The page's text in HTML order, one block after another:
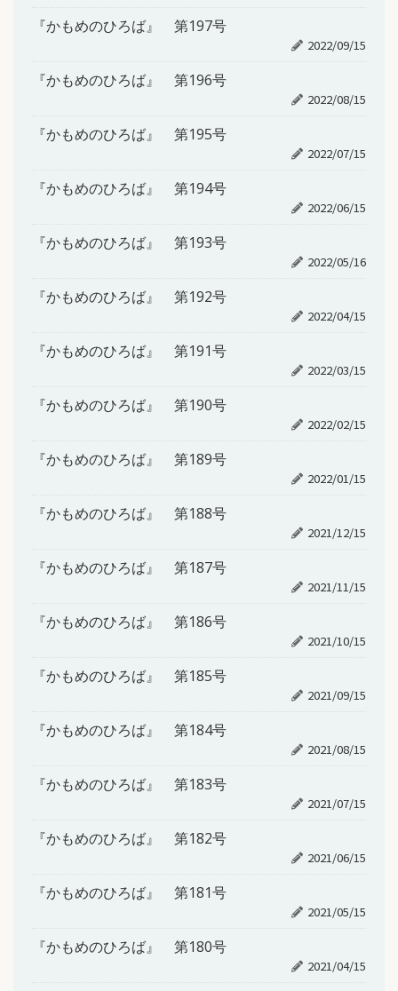
『かもめのひろば』 第197号
2022/09/15
『かもめのひろば』 第196号
2022/08/15
『かもめのひろば』 第195号
2022/07/15
『かもめのひろば』 第194号
2022/06/15
『かもめのひろば』 第193号
2022/05/16
『かもめのひろば』 第192号
2022/04/15
『かもめのひろば』 第191号
2022/03/15
『かもめのひろば』 第190号
2022/02/15
『かもめのひろば』 第189号
2022/01/15
『かもめのひろば』 第188号
2021/12/15
『かもめのひろば』 第187号
2021/11/15
『かもめのひろば』 第186号
2021/10/15
『かもめのひろば』 第185号
2021/09/15
『かもめのひろば』 第184号
2021/08/15
『かもめのひろば』 第183号
2021/07/15
『かもめのひろば』 第182号
2021/06/15
『かもめのひろば』 第181号
2021/05/15
『かもめのひろば』 第180号
2021/04/15